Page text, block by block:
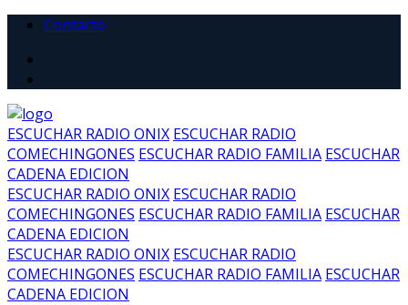
Contacto
ESCUCHAR RADIO ONIX ESCUCHAR RADIO
COMECHINGONES ESCUCHAR RADIO FAMILIA ESCUCHAR
CADENA EDICION
ESCUCHAR RADIO ONIX ESCUCHAR RADIO
COMECHINGONES ESCUCHAR RADIO FAMILIA ESCUCHAR
CADENA EDICION
ESCUCHAR RADIO ONIX ESCUCHAR RADIO
COMECHINGONES ESCUCHAR RADIO FAMILIA ESCUCHAR
CADENA EDICION